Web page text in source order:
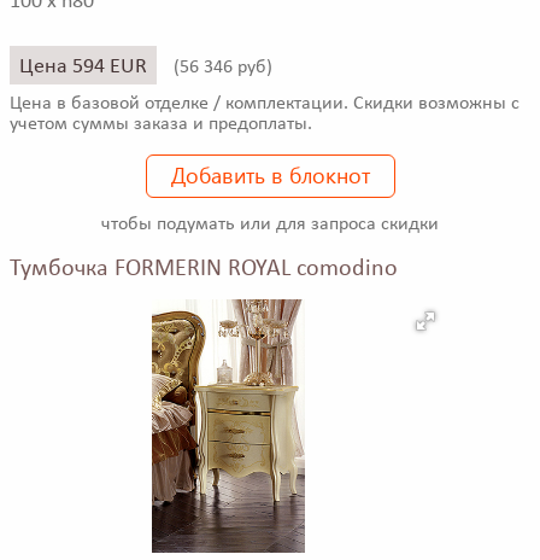
Цена 594 EUR (56 346 руб)
Цена в базовой отделке / комплектации. Скидки возможны с
учетом суммы заказа и предоплаты.
Добавить в блокнот
чтобы подумать или для запроса скидки
Тумбочка FORMERIN ROYAL comodino